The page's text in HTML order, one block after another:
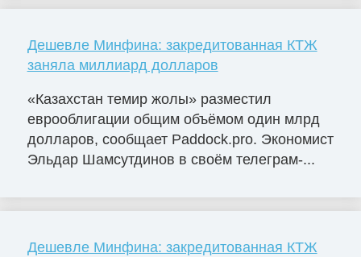
Дешевле Минфина: закредитованная КТЖ
заняла миллиард долларов
«Казахстан темир жолы» разместил
еврооблигации общим объёмом один млрд
долларов, сообщает Paddock.pro. Экономист
Эльдар Шамсутдинов в своём телеграм-...
Дешевле Минфина: закредитованная КТЖ